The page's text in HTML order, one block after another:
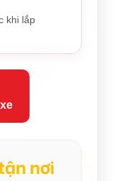
khi lắp
nơi